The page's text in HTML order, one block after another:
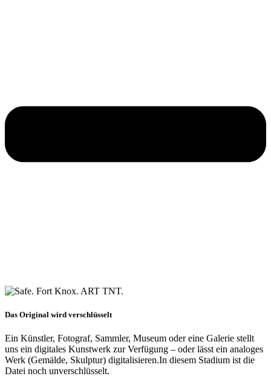
Das Original wird verschlüsselt
Ein Künstler, Fotograf, Sammler, Museum oder eine Galerie stellt
uns ein digitales Kunstwerk zur Verfügung – oder lässt ein analoges
Werk (Gemälde, Skulptur) digitalisieren.In diesem Stadium ist die
Datei noch unverschlüsselt.